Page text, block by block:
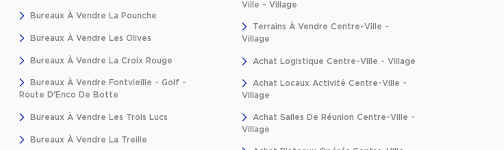
Bureaux À Vendre La Pounche
Bureaux À Vendre Les Olives
Bureaux À Vendre La Croix Rouge
Bureaux À Vendre Fontvieille - Golf -
Route D'Enco De Botte
Bureaux À Vendre Les Trois Lucs
Bureaux À Vendre La Treille
Ville - Village
Terrains À Vendre Centre-Ville -
Village
Achat Logistique Centre-Ville - Village
Achat Locaux Activité Centre-Ville -
Village
Achat Salles De Réunion Centre-Ville -
Village